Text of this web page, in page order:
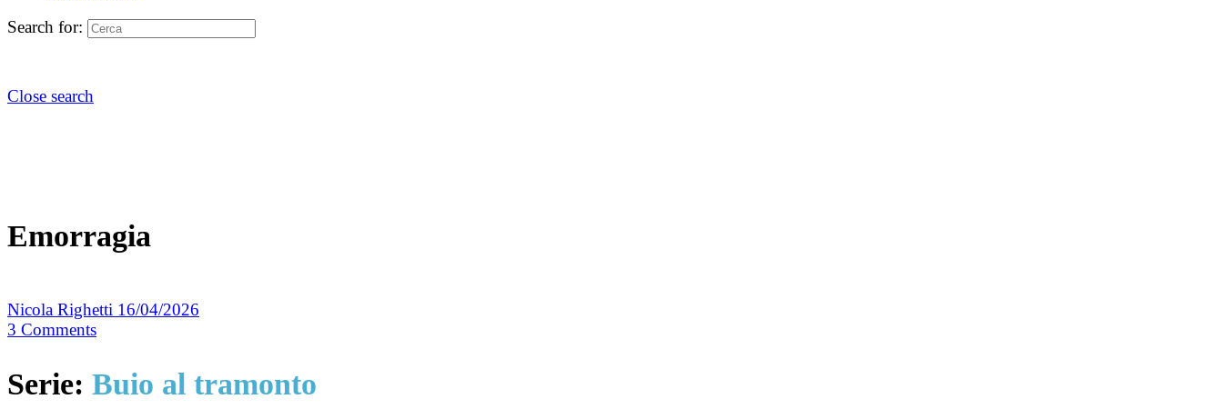
Search for:
Close search
Emorragia
Nicola Righetti 16/04/2026
3 Comments
Serie: Buio al tramonto